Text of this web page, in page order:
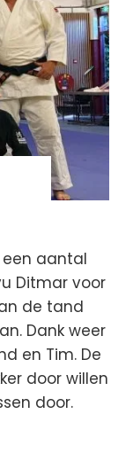
aantal
Ditmar voor
de tand
Dank weer
en Tim. De
door willen
door.